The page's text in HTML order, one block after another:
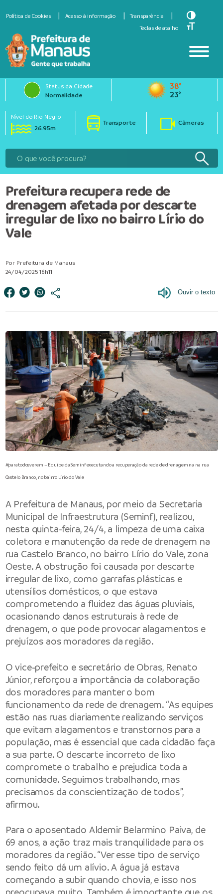
Política de Cookies Acesso à informação
Transparência
Teclas de atalho
Toggle
Toggle
Status da Cidade
Normalidade
38°
23°
Nível do Rio Negro
26.95m
Transporte Câmeras
Prefeitura recupera rede de
drenagem afetada por descarte
irregular de lixo no bairro Lírio do
Vale
Por Prefeitura de Manaus
24/04/2025 16h11
#paratodosverem – Equipe da Seminf executando a recuperação da rede de drenagem na na rua
Castelo Branco, no bairro Lírio do Vale
A Prefeitura de Manaus, por meio da Secretaria
Municipal de Infraestrutura (Seminf), realizou,
nesta quinta-feira, 24/4, a limpeza de uma caixa
coletora e manutenção da rede de drenagem na
rua Castelo Branco, no bairro Lírio do Vale, zona
Oeste. A obstrução foi causada por descarte
irregular de lixo, como garrafas plásticas e
utensílios domésticos, o que estava
comprometendo a fluidez das águas pluviais,
ocasionando danos estruturais à rede de
drenagem, o que pode provocar alagamentos e
prejuízos aos moradores da região.
O vice-prefeito e secretário de Obras, Renato
Júnior, reforçou a importância da colaboração
dos moradores para manter o bom
funcionamento da rede de drenagem. “As equipes
estão nas ruas diariamente realizando serviços
que evitam alagamentos e transtornos para a
população, mas é essencial que cada cidadão faça
a sua parte. O descarte incorreto de lixo
compromete o trabalho e prejudica toda a
comunidade. Seguimos trabalhando, mas
precisamos da conscientização de todos”,
afirmou.
Para o aposentado Aldemir Belarmino Paiva, de
69 anos, a ação traz mais tranquilidade para os
moradores da região. “Ver esse tipo de serviço
sendo feito dá um alívio. A água já estava
começando a subir quando chovia, e isso nos